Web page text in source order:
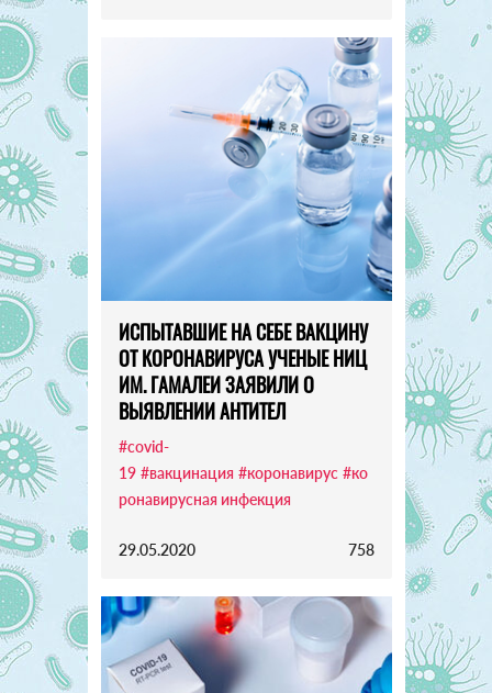
ИСПЫТАВШИЕ НА СЕБЕ ВАКЦИНУ
ОТ КОРОНАВИРУСА УЧЕНЫЕ НИЦ
ИМ. ГАМАЛЕИ ЗАЯВИЛИ О
ВЫЯВЛЕНИИ АНТИТЕЛ
#covid-
19 #вакцинация #коронавирус #ко
ронавирусная инфекция
29.05.2020 758